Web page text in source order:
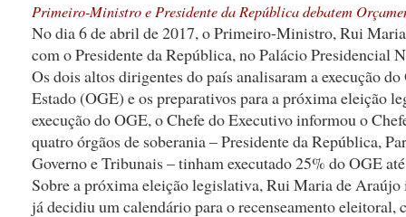
Primeiro-Ministro e Presidente da República debatem
No dia 6 de abril de 2017, o Primeiro-Ministro, Rui
com o Presidente da República, no Palácio Presidencial
Os dois altos dirigentes do país analisaram a execução
Estado (OGE) e os preparativos para a próxima eleição
execução do OGE, o Chefe do Executivo informou o
quatro órgãos de soberania – Presidente da República,
Governo e Tribunais – tinham executado 25% do OGE
Sobre a próxima eleição legislativa, Rui Maria de
já decidiu um calendário para o recenseamento eleitoral,